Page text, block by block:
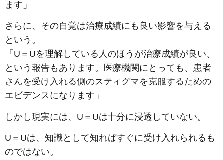
ます」
さらに、その自覚は治療成績にも良い影響を与える
という。
「U＝Uを理解している人のほうが治療成績が良い、
という報告もあります。医療機関にとっても、患者
さんを受け入れる側のスティグマを克服するための
エビデンスになります」
しかし現実には、U＝Uは十分に浸透していない。
U＝Uは、知識として知ればすぐに受け入れられるも
のではない。